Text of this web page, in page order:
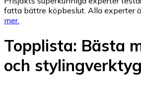
fatta bättre köpbeslut. Alla experter
mer.
Topplista: Bästa
och